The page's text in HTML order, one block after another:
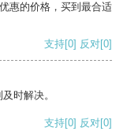
惠的价格，买到最合适
支持[0] 反对[0]
时解决。
支持[0] 反对[0]